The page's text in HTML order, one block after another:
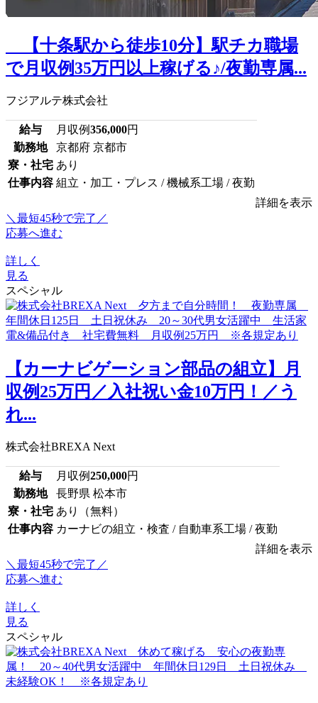
【十条駅から徒歩10分】駅チカ職場
で月収例35万円以上稼げる♪/夜勤専属...
フジアルテ株式会社
給与 月収例356,000円
勤務地
京都府 京都市
寮・社宅 あり
仕事内容 組立・加工・プレス / 機械系工場 / 夜勤
詳細を表示
＼最短45秒で完了／
応募へ進む
詳しく
見る
スペシャル
【カーナビゲーション部品の組立】月
収例25万円／入社祝い金10万円！／う
れ...
株式会社BREXA Next
給与 月収例250,000円
勤務地
長野県 松本市
寮・社宅 あり（無料）
仕事内容 カーナビの組立・検査 / 自動車系工場 / 夜勤
詳細を表示
＼最短45秒で完了／
応募へ進む
詳しく
見る
スペシャル